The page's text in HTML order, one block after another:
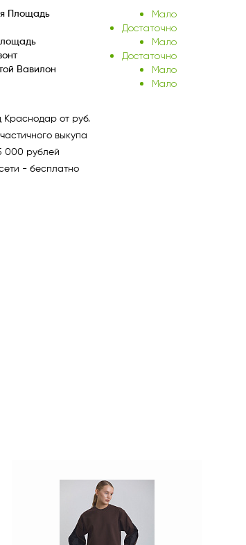
Площадь Мало
Достаточно
Мало
Достаточно
Вавилон Мало
Мало
Краснодар от руб.
выкупа
000 рублей
- бесплатно